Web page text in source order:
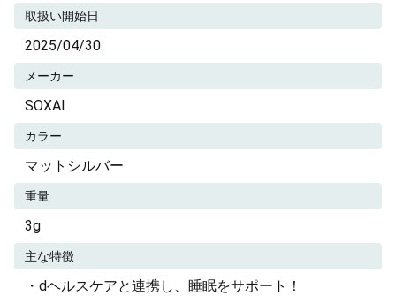
取扱い開始日
2025/04/30
メーカー
SOXAI
カラー
マットシルバー
重量
3g
主な特徴
・dヘルスケアと連携し、睡眠をサポート！